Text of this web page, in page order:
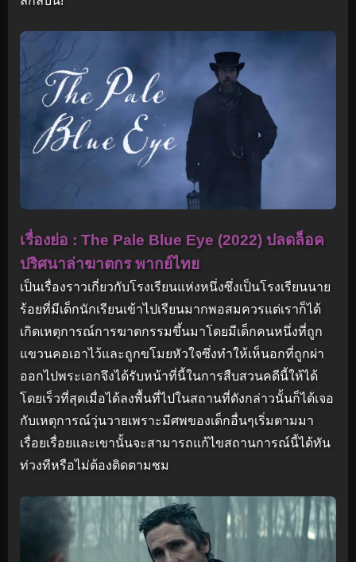
เรื่องย่อ : The Pale Blue Eye (2022) ปลดล็อค
ปริศนาล่าฆาตกร พากย์ไทย
เป็นเรื่องราวเกี่ยวกับโรงเรียนแห่งหนึ่งซึ่งเป็นโรงเรียนนาย
ร้อยที่มีเด็กนักเรียนเข้าไปเรียนมากพอสมควรแต่เราก็ได้
เกิดเหตุการณ์การฆาตกรรมขึ้นมาโดยมีเด็กคนหนึ่งที่ถูก
แขวนคอเอาไว้และถูกขโมยหัวใจซึ่งทำให้เห็นอกที่ถูกผ่า
ออกไปพระเอกจึงได้รับหน้าที่นี้ในการสืบสวนคดีนี้ให้ได้
โดยเร็วที่สุดเมื่อได้ลงพื้นที่ไปในสถานที่ดังกล่าวนั้นก็ได้เจอ
กับเหตุการณ์วุ่นวายเพราะมีศพของเด็กอื่นๆเริ่มตามมา
เรื่อยเรื่อยและเขานั้นจะสามารถแก้ไขสถานการณ์นี้ได้ทัน
ท่วงทีหรือไม่ต้องติดตามชม